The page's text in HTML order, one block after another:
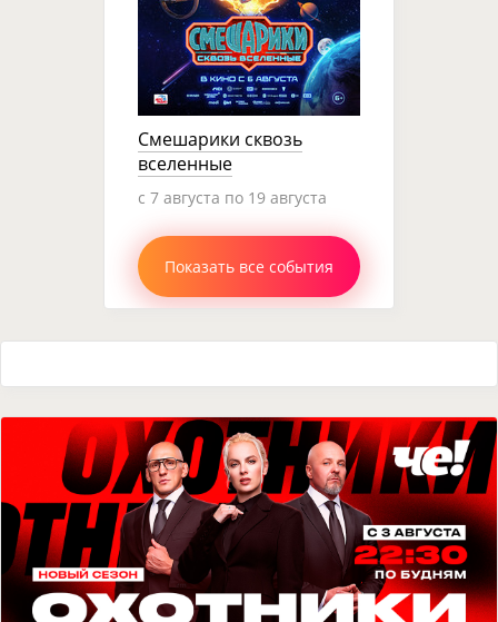
Смешарики сквозь
вселенные
c 7 августа по 19 августа
Показать все события